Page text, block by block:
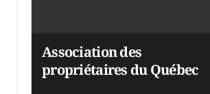
Association des
propriétaires du Québec